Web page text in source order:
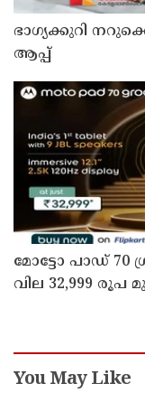
ഭാഗ്യക്കുറി
ആപ്പ്
മോട്ടോ പാഡ് 70
വില 32,999 രൂപ
You May Like